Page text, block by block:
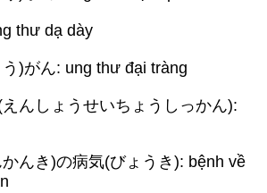
thư dạ dày
)がん: ung thư đại tràng
んしょうせいちょうしっかん):
んき)の病気(びょうき): bệnh về